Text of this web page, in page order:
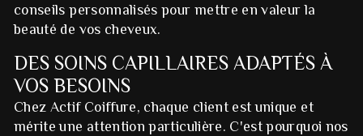
conseils personnalisés pour mettre en valeur la
beauté de vos cheveux.
DES SOINS CAPILLAIRES ADAPTÉS À
VOS BESOINS
Chez Actif Coiffure, chaque client est unique et
mérite une attention particulière. C'est pourquoi nos